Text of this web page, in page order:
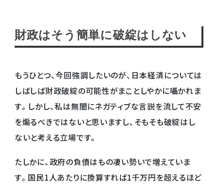
財政はそう簡単に破綻はしない
もうひとつ、今回強調したいのが、日本経済については
しばしば財政破綻の可能性がまことしやかに囁かれま
す。しかし、私は無闇にネガティブな言説を流して不安
を煽るべきではないと思いますし、そもそも破綻はし
ないと考える立場です。
たしかに、政府の負債はもの凄い勢いで増えていま
す。国民1人あたりに換算すれば1千万円を超えるほど